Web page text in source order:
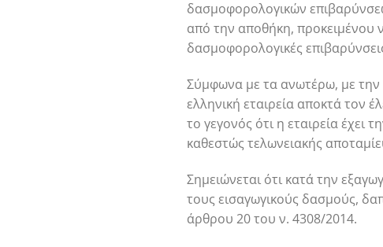
δασμοφορολογικών
από την αποθήκη, προκειμένου
δασμοφορολογικές
Σύμφωνα με τα ανωτέρω, με
ελληνική εταιρεία αποκτά τον
το γεγονός ότι η εταιρεία
καθεστώς τελωνειακής
Σημειώνεται ότι κατά την
τους εισαγωγικούς δασμούς,
άρθρου 20 του ν. 4308/2014.